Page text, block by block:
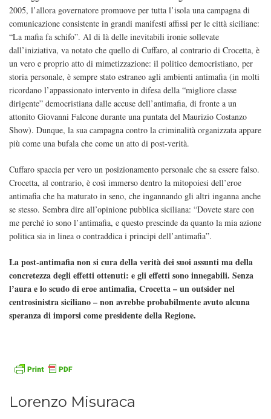
2005, l’allora governatore promuove per tutta l’isola una campagna di
comunicazione consistente in grandi manifesti affissi per le città siciliane:
“La mafia fa schifo”. Al di là delle inevitabili ironie sollevate
dall’iniziativa, va notato che quello di Cuffaro, al contrario di Crocetta, è
un vero e proprio atto di mimetizzazione: il politico democristiano, per
storia personale, è sempre stato estraneo agli ambienti antimafia (in molti
ricordano l’appassionato intervento in difesa della “migliore classe
dirigente” democristiana dalle accuse dell’antimafia, di fronte a un
attonito Giovanni Falcone durante una puntata del Maurizio Costanzo
Show). Dunque, la sua campagna contro la criminalità organizzata appare
più come una bufala che come un atto di post-verità.
Cuffaro spaccia per vero un posizionamento personale che sa essere falso.
Crocetta, al contrario, è così immerso dentro la mitopoiesi dell’eroe
antimafia che ha maturato in seno, che ingannando gli altri inganna anche
se stesso. Sembra dire all’opinione pubblica siciliana: “Dovete stare con
me perché io sono l’antimafia, e questo prescinde da quanto la mia azione
politica sia in linea o contraddica i principi dell’antimafia”.
La post-antimafia non si cura della verità dei suoi assunti ma della
concretezza degli effetti ottenuti: e gli effetti sono innegabili. Senza
l’aura e lo scudo di eroe antimafia, Crocetta – un outsider nel
centrosinistra siciliano – non avrebbe probabilmente avuto alcuna
speranza di imporsi come presidente della Regione.
Lorenzo Misuraca